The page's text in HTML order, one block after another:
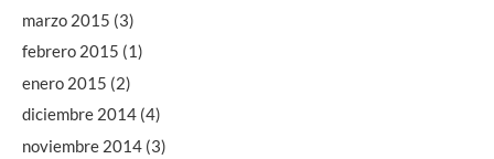
marzo 2015 (3)
febrero 2015 (1)
enero 2015 (2)
diciembre 2014 (4)
noviembre 2014 (3)